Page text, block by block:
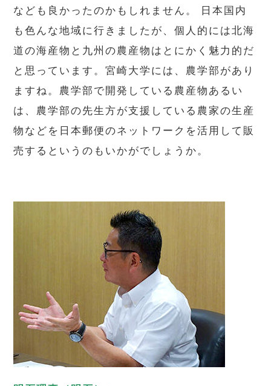
なども良かったのかもしれません。 日本国内
も色んな地域に行きましたが、個人的には北海
道の海産物と九州の農産物はとにかく魅力的だ
と思っています。宮崎大学には、農学部があり
ますね。農学部で開発している農産物あるい
は、農学部の先生方が支援している農家の生産
物などを日本郵便のネットワークを活用して販
売するというのもいかがでしょうか。